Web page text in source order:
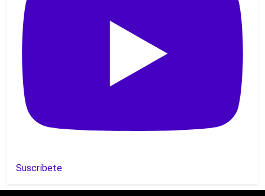
Suscribete